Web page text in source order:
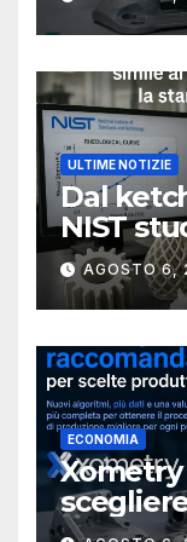
ULTIME NOTIZIE
Dal
NIST
rendere
stampa
AGOSTO
ECONOMIA
Xometry